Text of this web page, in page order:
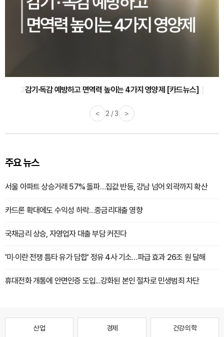
감기·독감 예방하고 면역력 높이는 4가지 영양제 [카드뉴스]
< 3 / 3 >
주요 뉴스
서울 아파트 상승거래 57% 돌파…집값 반등, 강남 넘어 외곽까지 확산
카드론 확대에도 수익성 하락…중금리대출 영향
국채금리 상승, 자영업자 대출 부담 커진다
'미·이란 전쟁 틈타 유가 담합' 정유 4사 기소…파급 효과 26조 원 달해
휴대전화 개통에 안면인증 도입...강화된 본인 절차로 민생범죄 차단
산업 경제 건강·의학